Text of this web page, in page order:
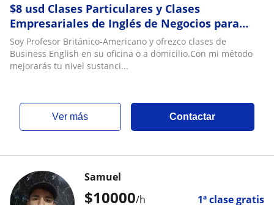
$8 usd Clases Particulares y Clases
Empresariales de Inglés de Negocios para
Ejecutivos en Bogotá con Maestro Nativo USA
Soy Profesor Británico-Americano y ofrezco clases de
Business English en su oficina o a domicilio.Con mi método
mejorarás tu nivel sustanci...
ver más Contactar
$10000/h 1ª clase gratis
Samuel